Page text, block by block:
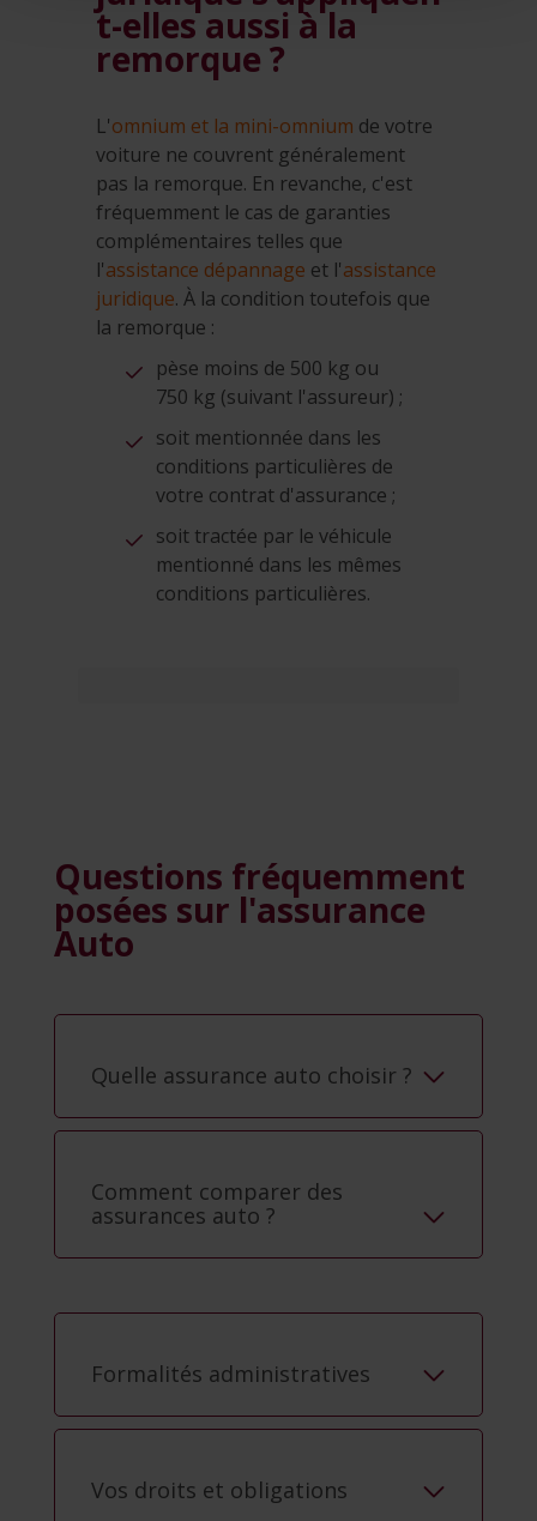
t-elles aussi à la
remorque ?
L'omnium et la mini-omnium de votre
voiture ne couvrent généralement
pas la remorque. En revanche, c'est
fréquemment le cas de garanties
complémentaires telles que
l'assistance dépannage et l'assistance
juridique. À la condition toutefois que
la remorque :
pèse moins de 500 kg ou
750 kg (suivant l'assureur) ;
soit mentionnée dans les
conditions particulières de
votre contrat d'assurance ;
soit tractée par le véhicule
mentionné dans les mêmes
conditions particulières.
Questions fréquemment
posées sur l'assurance
Auto
Quelle assurance auto choisir ?
Comment comparer des
assurances auto ?
Formalités administratives
Vos droits et obligations